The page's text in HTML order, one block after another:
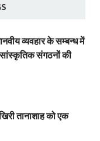
व्यवहार के सम्बन्ध में
संगठनों की
तानाशाह को एक